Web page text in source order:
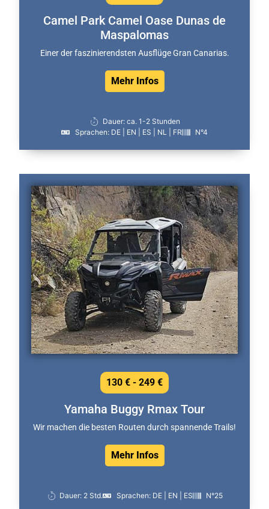
Camel Park Camel Oase Dunas de
Maspalomas
Einer der faszinierendsten Ausflüge Gran Canarias.
Mehr Infos
Dauer: ca. 1-2 Stunden
Sprachen: DE | EN | ES | NL | FR
N°4
Yamaha Buggy Rmax Tour
Wir machen die besten Routen durch spannende Trails!
Mehr Infos
130 € - 249 €
Dauer: 2 Std. Sprachen: DE | EN | ES N°25